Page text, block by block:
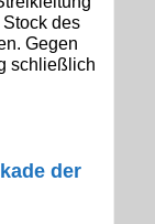
des
Gegen
schließlich
der